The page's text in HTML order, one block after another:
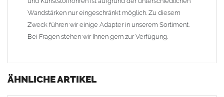
Wandstärken nur eingeschränkt möglich. Zu diesem
Zweck führen wir einige Adapter in unserem Sortiment.
Bei Fragen stehen wir Ihnen gern zur Verfügung.
ÄHNLICHE ARTIKEL